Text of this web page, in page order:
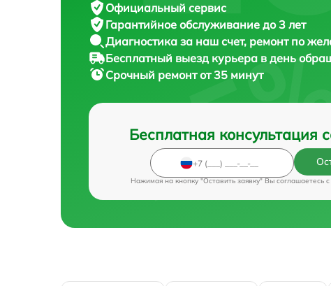
Официальный сервис
Гарантийное обслуживание до 3 лет
Диагностика за наш счет, ремонт по
Бесплатный выезд курьера в день
Срочный ремонтот 35 минут
Бесплатная консультация
Нажимая на кнопку "Оставить заявку" Вы соглашаетесь c